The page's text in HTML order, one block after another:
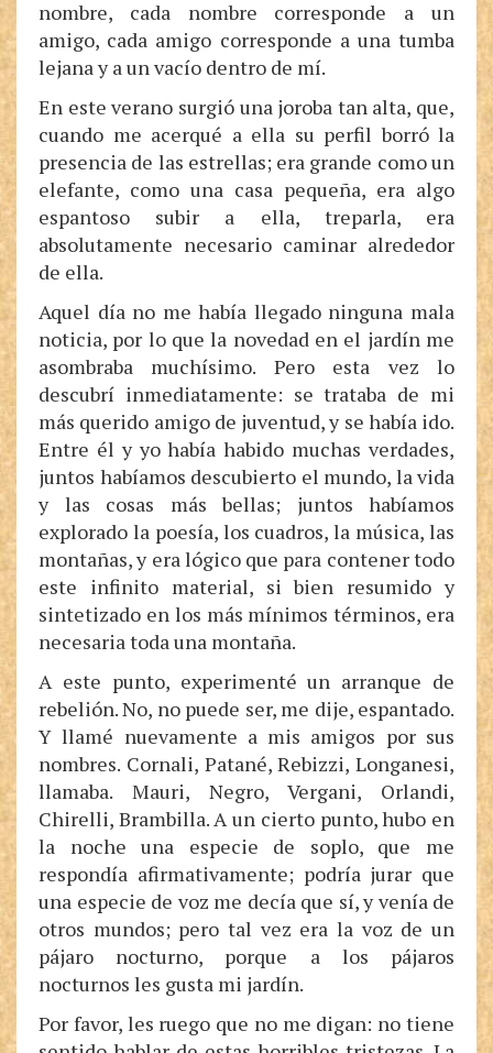
nombre, cada nombre corresponde a un
amigo, cada amigo corresponde a una tumba
lejana y a un vacío dentro de mí.
En este verano surgió una joroba tan alta, que,
cuando me acerqué a ella su perfil borró la
presencia de las estrellas; era grande como un
elefante, como una casa pequeña, era algo
espantoso subir a ella, treparla, era
absolutamente necesario caminar alrededor
de ella.
Aquel día no me había llegado ninguna mala
noticia, por lo que la novedad en el jardín me
asombraba muchísimo. Pero esta vez lo
descubrí inmediatamente: se trataba de mi
más querido amigo de juventud, y se había ido.
Entre él y yo había habido muchas verdades,
juntos habíamos descubierto el mundo, la vida
y las cosas más bellas; juntos habíamos
explorado la poesía, los cuadros, la música, las
montañas, y era lógico que para contener todo
este infinito material, si bien resumido y
sintetizado en los más mínimos términos, era
necesaria toda una montaña.
A este punto, experimenté un arranque de
rebelión. No, no puede ser, me dije, espantado.
Y llamé nuevamente a mis amigos por sus
nombres. Cornali, Patané, Rebizzi, Longanesi,
llamaba. Mauri, Negro, Vergani, Orlandi,
Chirelli, Brambilla. A un cierto punto, hubo en
la noche una especie de soplo, que me
respondía afirmativamente; podría jurar que
una especie de voz me decía que sí, y venía de
otros mundos; pero tal vez era la voz de un
pájaro nocturno, porque a los pájaros
nocturnos les gusta mi jardín.
Por favor, les ruego que no me digan: no tiene